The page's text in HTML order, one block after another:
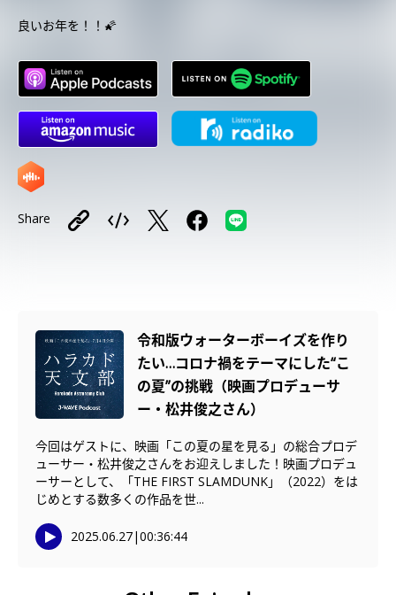
良いお年を！！🌠
Share
令和版ウォーターボーイズを作り
たい…コロナ禍をテーマにした“こ
の夏”の挑戦（映画プロデューサ
ー・松井俊之さん）
今回はゲストに、映画「この夏の星を見る」の総合プロデ
ューサー・松井俊之さんをお迎えしました！映画プロデュ
ーサーとして、「THE FIRST SLAMDUNK」（2022）をは
じめとする数多くの作品を世...
2025.06.27|00:36:44